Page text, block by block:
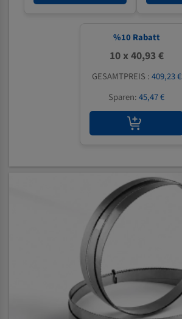
%10 Rabatt
10 x 40,93 €
GESAMTPREIS :409,23 €
Sparen:45,47 €